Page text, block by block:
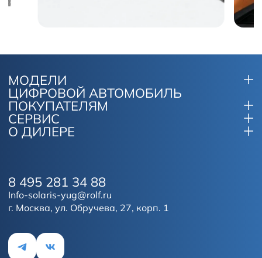
МОДЕЛИ
ЦИФРОВОЙ АВТОМОБИЛЬ
ПОКУПАТЕЛЯМ
СЕРВИС
О ДИЛЕРЕ
г. Москва, ул. Обручева, 27, корп. 1
8 495 281 34 88
Info-solaris-yug@rolf.ru